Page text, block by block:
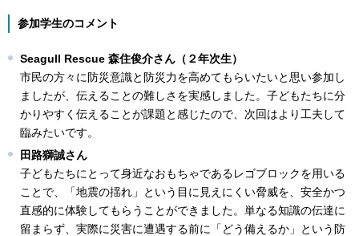
参加学生のコメント
Seagull Rescue 森住俊介さん（２年次生）
市民の方々に防災意識と防災力を高めてもらいたいと思い参加し
ましたが、伝えることの難しさを実感しました。子どもたちに分
かりやすく伝えることが課題と感じたので、次回はより工夫して
臨みたいです。
田路獅誠さん
子どもたちにとって身近なおもちゃであるレゴブロックを用いる
ことで、「地震の揺れ」という目に見えにくい脅威を、安全かつ
直感的に体験してもらうことができました。単なる知識の伝達に
留まらず、実際に災害に遭遇する前に「どう備えるか」という防